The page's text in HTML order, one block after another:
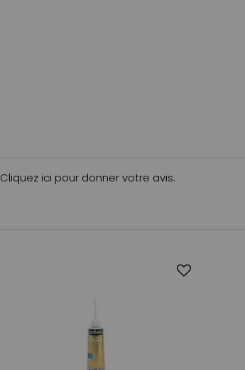
Cliquez ici pour donner votre avis.